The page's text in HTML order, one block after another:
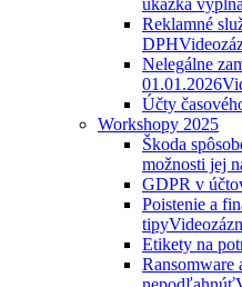
Reklamné
DPH
Nelegálne
01.01.2026
Účty
Workshopy 2025
Škoda
možnosti jej
GDPR v
Poistenie a
tipy
Etikety na
Ransomware